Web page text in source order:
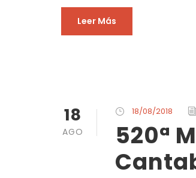
Leer Más
18
AGO
18/08/2018
520ª